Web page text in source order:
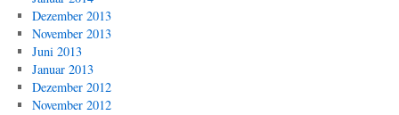
Dezember 2013
November 2013
Juni 2013
Januar 2013
Dezember 2012
November 2012